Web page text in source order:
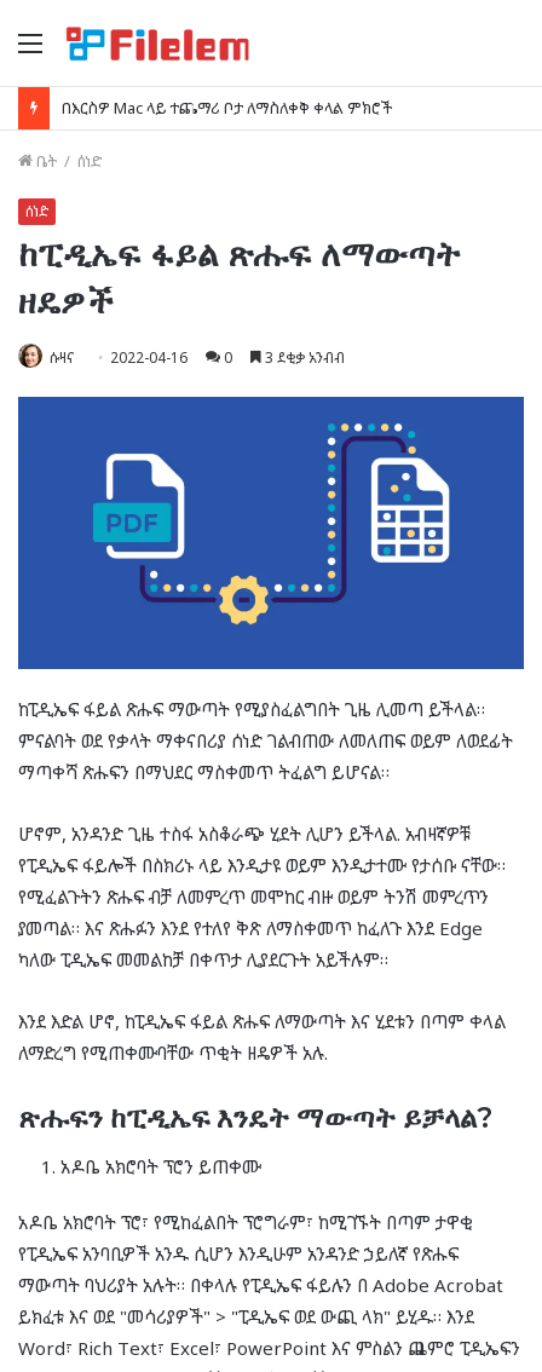
ምናሌ
በ Mac ላይ ቅጽበታዊ ገጽ እይታዎችን እንዴት መሰረዝ እንደሚቻል
ቤት / ሰነድ
ሰነድ
ከፒዲኤፍ ፋይል ጽሑፍ ለማውጣት
ዘዴዎች
ሱዛና 2022-04-16 0 3 ደቂቃ አንብብ
ከፒዲኤፍ ፋይል ጽሑፍ ማውጣት የሚያስፈልግበት ጊዜ ሊመጣ ይችላል።
ምናልባት ወደ የቃላት ማቀናበሪያ ሰነድ ገልብጠው ለመለጠፍ ወይም ለወደፊት
ማጣቀሻ ጽሑፍን በማህደር ማስቀመጥ ትፈልግ ይሆናል።
ሆኖም, አንዳንድ ጊዜ ተስፋ አስቆራጭ ሂደት ሊሆን ይችላል. አብዛኛዎቹ
የፒዲኤፍ ፋይሎች በስክሪኑ ላይ እንዲታዩ ወይም እንዲታተሙ የታሰቡ ናቸው።
የሚፈልጉትን ጽሑፍ ብቻ ለመምረጥ መሞከር ብዙ ወይም ትንሽ መምረጥን
ያመጣል። እና ጽሑፉን እንደ የተለየ ቅጽ ለማስቀመጥ ከፈለጉ እንደ Edge
ካለው ፒዲኤፍ መመልከቻ በቀጥታ ሊያደርጉት አይችሉም።
እንደ እድል ሆኖ, ከፒዲኤፍ ፋይል ጽሑፍ ለማውጣት እና ሂደቱን በጣም ቀላል
ለማድረግ የሚጠቀሙባቸው ጥቂት ዘዴዎች አሉ.
ጽሑፍን ከፒዲኤፍ እንዴት ማውጣት ይቻላል?
አዶቤ አክሮባት ፕሮን ይጠቀሙ
አዶቤ አክሮባት ፕሮ፣ የሚከፈልበት ፕሮግራም፣ ከሚገኙት በጣም ታዋቂ
የፒዲኤፍ አንባቢዎች አንዱ ሲሆን እንዲሁም አንዳንድ ኃይለኛ የጽሑፍ
ማውጣት ባህሪያት አሉት። በቀላሉ የፒዲኤፍ ፋይሉን በ Adobe Acrobat
ይክፈቱ እና ወደ "መሳሪያዎች" > "ፒዲኤፍ ወደ ውጪ ላክ" ይሂዱ። እንደ
Word፣ Rich Text፣ Excel፣ PowerPoint እና ምስልን ጨምሮ ፒዲኤፍን